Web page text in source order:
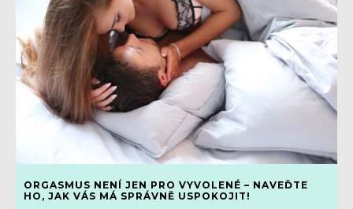
ORGASMUS NENÍ JEN PRO VYVOLENÉ – NAVEĎTE
HO, JAK VÁS MÁ SPRÁVNĚ USPOKOJIT!